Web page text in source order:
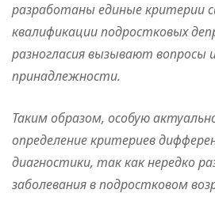
разработаны единые критерии
квалификации подростковых
разногласия вызывают вопросы
принадлежности.
Таким образом, особую
определение критериев
диагностики, так как нередко
заболевания в подростковом